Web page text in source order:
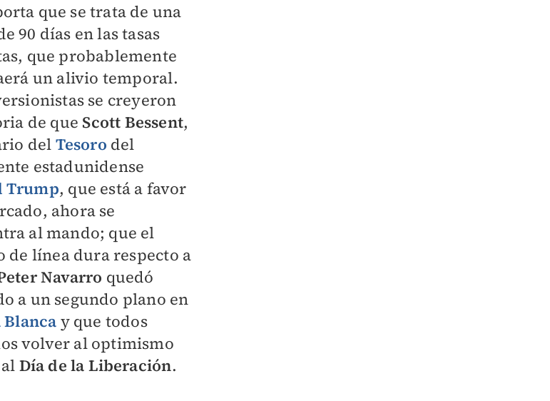
que se trata de una
90 días en las tasas
que probablemente
un alivio temporal.
se creyeron
de que Scott Bessent,
delTesoro del
estadunidense
Trump, que está a favor
ahora se
al mando; que el
de línea dura respecto a
Navarro quedó
a un segundo plano en
Blancay que todos
volver al optimismo
Día de la Liberación.